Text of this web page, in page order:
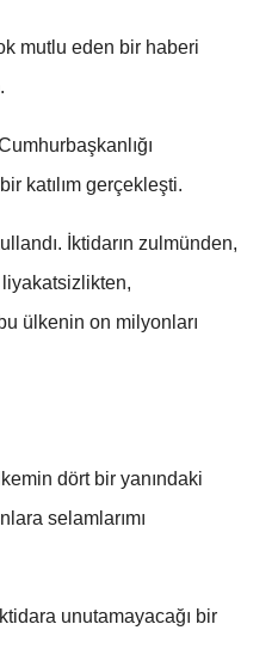
mutlu eden bir haberi
katılım gerçekleşti.
İktidarın zulmünden,
ülkenin on milyonları
dört bir yanındaki
selamlarımı
unutamayacağı bir